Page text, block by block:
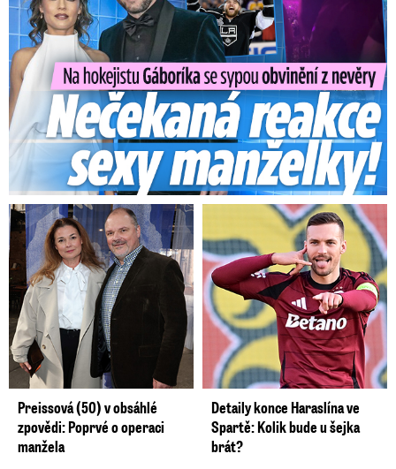
Preissová (50) v obsáhlé
zpovědi: Poprvé o operaci
manžela
Detaily konce Haraslína ve
Spartě: Kolik bude u šejka
brát?